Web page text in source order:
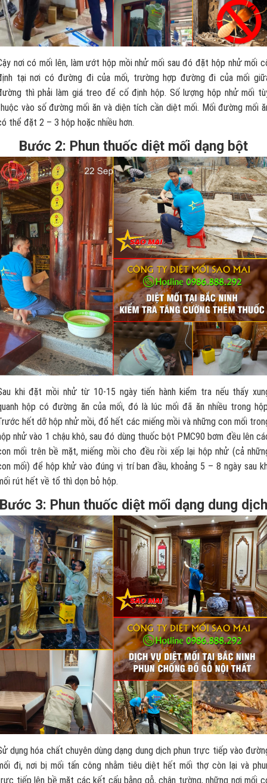
nơi có mối lên, làm ướt hộp mồi nhử mối sau đó đặt hộp nhử mối
tại nơi có đường đi của mối, trường hợp đường đi của mối
thì phải làm giá treo để cố định hộp. Số lượng hộp nhử mối
vào số đường mối ăn và diện tích cần diệt mối. Mối đường mối
thể đặt 2 – 3 hộp hoặc nhiều hơn.
Bước 2: Phun thuốc diệt mối dạng bột
khi đặt mồi nhử từ 10-15 ngày tiến hành kiểm tra nếu thấy
hộp có đường ăn của mối, đó là lúc mối đã ăn nhiều trong
hết dỡ hộp nhử mồi, đổ hết các miếng mồi và những con mối
nhử vào 1 chậu khô, sau đó dùng thuốc bột PMC90 bơm đều lên
mối trên bề mặt, miếng mồi cho đều rồi xếp lại hộp nhử (cả
mối) để hộp khử vào đúng vị trí ban đầu, khoảng 5 – 8 ngày sau
rút hết về tổ thì dọn bỏ hộp.
Bước 3: Phun thuốc diệt mối dạng dung dịch
dụng hóa chất chuyên dùng dạng dung dịch phun trực tiếp vào
đi, nơi bị mối tấn công nhằm tiêu diệt hết mối thợ còn lại và
tiếp lên bề mặt các kết cấu bằng gỗ, chân tường, những nơi mối